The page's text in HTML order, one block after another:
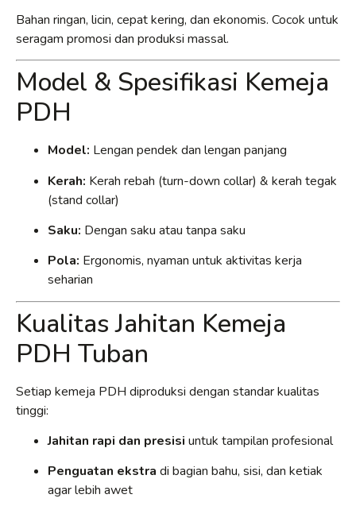
Bahan ringan, licin, cepat kering, dan ekonomis. Cocok untuk
seragam promosi dan produksi massal.
Model & Spesifikasi Kemeja
PDH
Model: Lengan pendek dan lengan panjang
Kerah: Kerah rebah (turn-down collar) & kerah tegak
(stand collar)
Saku: Dengan saku atau tanpa saku
Pola: Ergonomis, nyaman untuk aktivitas kerja
seharian
Kualitas Jahitan Kemeja
PDH Tuban
Setiap kemeja PDH diproduksi dengan standar kualitas
tinggi:
Jahitan rapi dan presisi untuk tampilan profesional
Penguatan ekstra di bagian bahu, sisi, dan ketiak
agar lebih awet